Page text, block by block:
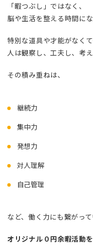
「暇つぶし」ではなく、
脳や生活を整える時間に
特別な道具や才能がなくて
人は観察し、工夫し、考
その積み重ねは、
継続力
集中力
発想力
対人理解
自己管理
など、働く力にも繋がって
オリジナル０円余暇活動